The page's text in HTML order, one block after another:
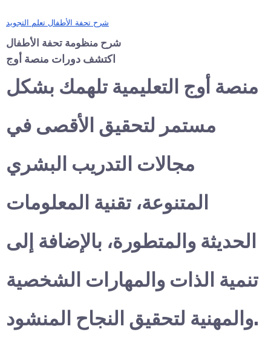
شرح تحفة الأطفال تعلم التجويد
شرح منظومة تحفة الأطفال
اكتشف دورات منصة أوج
منصة أوج التعليمية تلهمك بشكل
مستمر لتحقيق الأقصى في
مجالات التدريب البشري
المتنوعة، تقنية المعلومات
الحديثة والمتطورة، بالإضافة إلى
تنمية الذات والمهارات الشخصية
والمهنية لتحقيق النجاح المنشود.